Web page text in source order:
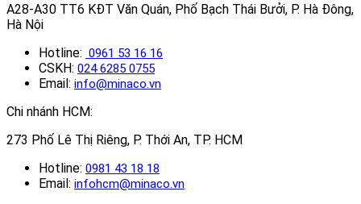
A28-A30 TT6 KĐT Văn Quán, Phố Bạch Thái Bưởi, P. Hà Đông,
Hà Nội
Hotline: 0961 53 16 16
CSKH: 024 6285 0755
Email: info@minaco.vn
Chi nhánh HCM:
273 Phố Lê Thị Riêng, P. Thới An, TP. HCM
Hotline: 0981 43 18 18
Email: infohcm@minaco.vn